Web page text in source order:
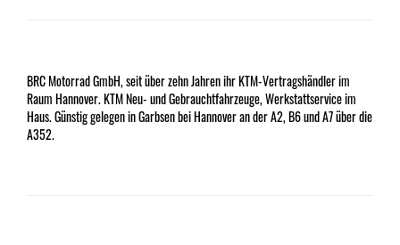
BRC Motorrad GmbH, seit über zehn Jahren ihr KTM-Vertragshändler im
Raum Hannover. KTM Neu- und Gebrauchtfahrzeuge, Werkstattservice im
Haus. Günstig gelegen in Garbsen bei Hannover an der A2, B6 und A7 über die
A352.